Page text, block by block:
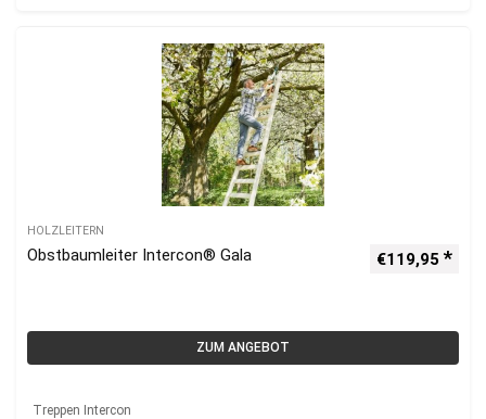
HOLZLEITERN
Obstbaumleiter Intercon® Gala €119,95
ZUM ANGEBOT
Treppen Intercon